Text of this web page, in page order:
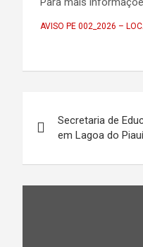
AVISO PE 002_2026 –
de
Post
Secretaria de
em Lagoa do Piauí